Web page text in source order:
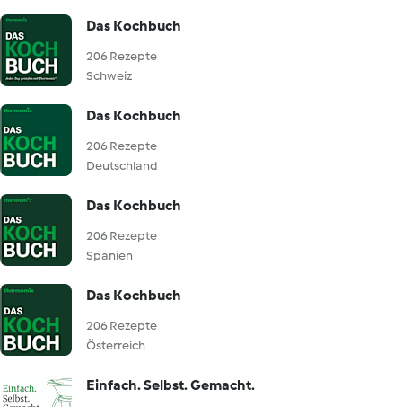
Das Kochbuch
206 Rezepte
Schweiz
Das Kochbuch
206 Rezepte
Deutschland
Das Kochbuch
206 Rezepte
Spanien
Das Kochbuch
206 Rezepte
Österreich
Einfach. Selbst. Gemacht.